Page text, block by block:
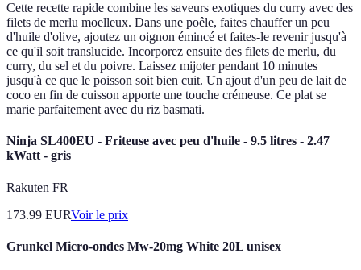
Cette recette rapide combine les saveurs exotiques du curry avec des
filets de merlu moelleux. Dans une poêle, faites chauffer un peu
d'huile d'olive, ajoutez un oignon émincé et faites-le revenir jusqu'à
ce qu'il soit translucide. Incorporez ensuite des filets de merlu, du
curry, du sel et du poivre. Laissez mijoter pendant 10 minutes
jusqu'à ce que le poisson soit bien cuit. Un ajout d'un peu de lait de
coco en fin de cuisson apporte une touche crémeuse. Ce plat se
marie parfaitement avec du riz basmati.
Ninja SL400EU - Friteuse avec peu d'huile - 9.5 litres - 2.47
kWatt - gris
Rakuten FR
173.99 EURVoir le prix
Grunkel Micro-ondes Mw-20mg White 20L unisex